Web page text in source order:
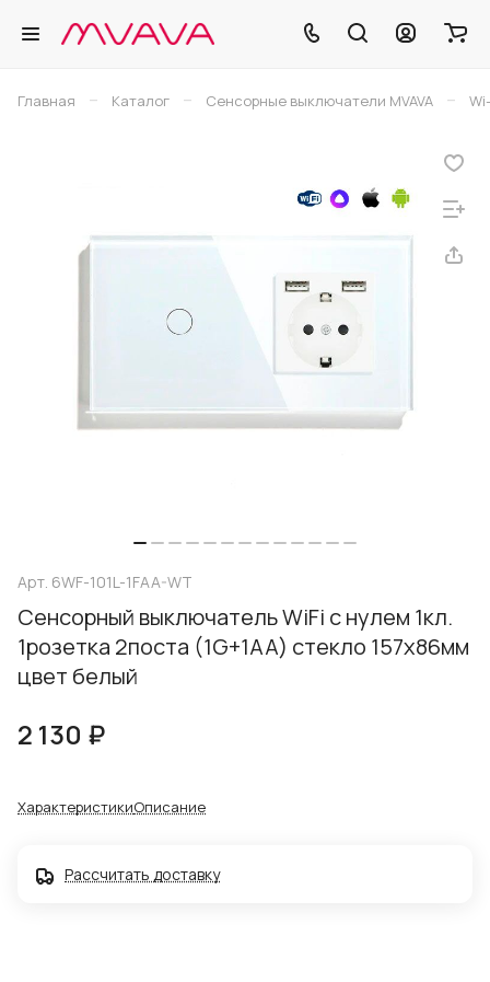
Главная – Каталог – Сенсорные выключатели MVAVA –
Арт. 6WF-101L-1FAA-WT
Сенсорный выключатель WiFi с нулем 1кл.
1розетка 2поста (1G+1AA) стекло 157х86мм
цвет белый
2 130 ₽
ХарактеристикиОписание
Рассчитать доставку